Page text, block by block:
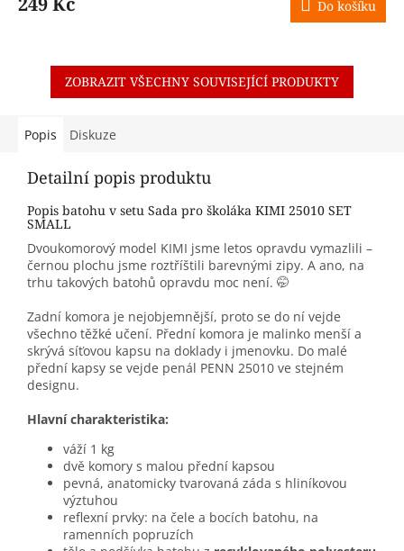
Do košíku
ZOBRAZIT VŠECHNY SOUVISEJÍCÍ PRODUKTY
Popis Diskuze
Detailní popis produktu
Popis batohu v setu Sada pro školáka KIMI 25010 SET
SMALL
Dvoukomorový model KIMI jsme letos opravdu vymazlili –
černou plochu jsme roztříštili barevnými zipy. A ano, na
trhu takových batohů opravdu moc není. 🤭
Zadní komora je nejobjemnější, proto se do ní vejde
všechno těžké učení. Přední komora je malinko menší a
skrývá síťovou kapsu na doklady i jmenovku. Do malé
přední kapsy se vejde penál PENN 25010 ve stejném
designu.
Hlavní charakteristika:
váží 1 kg
dvě komory s malou přední kapsou
pevná, anatomicky tvarovaná záda s hliníkovou
výztuhou
reflexní prvky: na čele a bocích batohu, na
ramenních popruzích